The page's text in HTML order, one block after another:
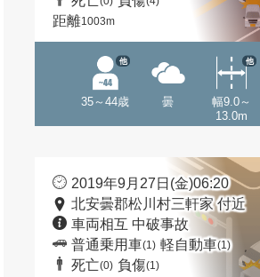
距離1003m
35～44歳
他
曇
幅9.0～
13.0m
他
2019年9月27日(金)06:20
北安曇郡松川村三軒家 付近
車両相互 中破事故
普通乗用車(1) 軽自動車(1)
死亡(0) 負傷(1)